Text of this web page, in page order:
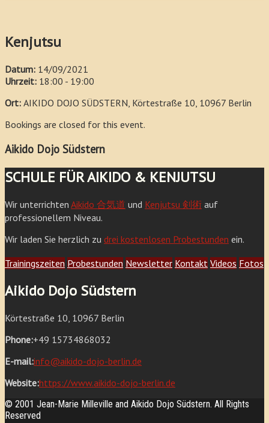
Kenjutsu
Datum: 14/09/2021
Uhrzeit: 18:00 - 19:00
Ort: AIKIDO DOJO SÜDSTERN, Körtestraße 10, 10967 Berlin
Bookings are closed for this event.
Aikido Dojo Südstern
SCHULE FÜR AIKIDO & KENJUTSU
Wir unterrichten Aikido 合気道 und Kenjutsu 剣術 auf
professionellem Niveau.
Wir laden Sie herzlich zu drei kostenlosen Probestunden ein.
Trainingszeiten Probestunden Newsletter Kontakt Videos Fotos
Aikido Dojo Südstern
Körtestraße 10, 10967 Berlin
Phone:+49 15734868032
E-mail:info@aikido-dojo-berlin.de
Website:https://www.aikido-dojo-berlin.de
© 2001 Jean-Marie Milleville and Aikido Dojo Südstern. All Rights
Reserved